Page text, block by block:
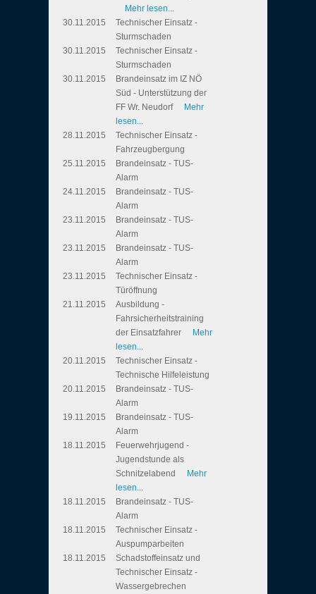
Mehr lesen...
30.11.2015
Technischer Einsatz -
Sturmschaden
30.11.2015
Technischer Einsatz -
Sturmschaden
30.11.2015
Brandeinsatz im IZ NÖ
Süd - Unterstützung der
FF Wr. Neudorf
Mehr
lesen...
28.11.2015
Technischer Einsatz -
Fahrzeugbergung
25.11.2015
Brandeinsatz - TUS-
Alarm
24.11.2015
Brandeinsatz - TUS-
Alarm
23.11.2015
Brandeinsatz - TUS-
Alarm
23.11.2015
Brandeinsatz - TUS-
Alarm
23.11.2015
Technischer Einsatz -
Türöffnung
21.11.2015
Ausbildung -
Fahrsicherheitstraining
der Einsatzfahrer
Mehr
lesen...
20.11.2015
Technischer Einsatz -
Technische Hilfeleistung
20.11.2015
Brandeinsatz - TUS-
Alarm
19.11.2015
Brandeinsatz - TUS-
Alarm
18.11.2015
Feuerwehrjugend -
Jugendstunde als
Schnitzelabend
Mehr
lesen...
18.11.2015
Brandeinsatz - TUS-
Alarm
18.11.2015
Technischer Einsatz -
Auspumparbeiten
18.11.2015
Schadstoffeinsatz und
Technischer Einsatz -
Wassergebrechen